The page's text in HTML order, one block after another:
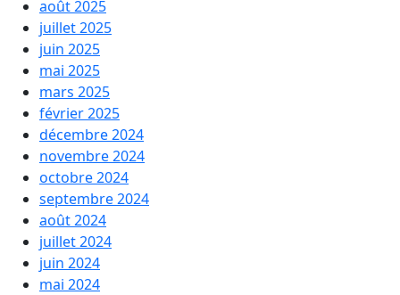
août 2025
juillet 2025
juin 2025
mai 2025
mars 2025
février 2025
décembre 2024
novembre 2024
octobre 2024
septembre 2024
août 2024
juillet 2024
juin 2024
mai 2024